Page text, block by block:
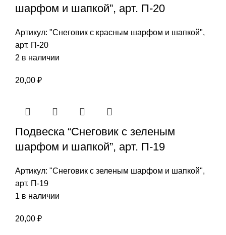
шарфом и шапкой”, арт. П-20
Артикул: "Снеговик с красным шарфом и шапкой",
арт. П-20
2 в наличии
20,00 ₽
Подвеска “Снеговик с зеленым
шарфом и шапкой”, арт. П-19
Артикул: "Снеговик с зеленым шарфом и шапкой",
арт. П-19
1 в наличии
20,00 ₽